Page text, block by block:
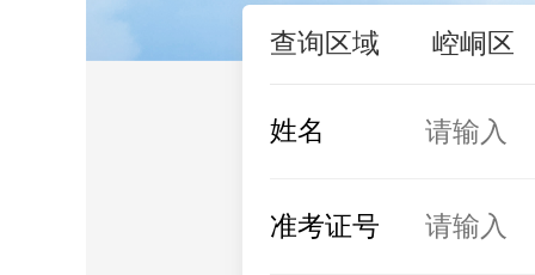
查询区域 崆峒区
姓名
准考证号